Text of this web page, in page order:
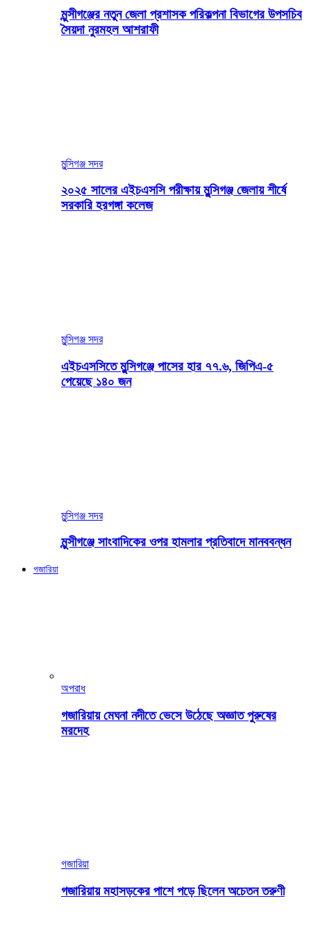
মুন্সীগঞ্জের নতুন জেলা প্রশাসক পরিকল্পনা বিভাগের উপসচিব
সৈয়দা নুরমহল আশরাফী
মুন্সিগঞ্জ সদর
২০২৫ সালের এইচএসসি পরীক্ষায় মুন্সিগঞ্জ জেলায় শীর্ষে
সরকারি হরগঙ্গা কলেজ
মুন্সিগঞ্জ সদর
এইচএসসিতে মুন্সিগঞ্জে পাসের হার ৭৭.৬, জিপিএ-৫
পেয়েছে ১৪০ জন
মুন্সিগঞ্জ সদর
মুন্সীগঞ্জে সাংবাদিকের ওপর হামলার প্রতিবাদে মানববন্ধন
গজারিয়া
অপরাধ
গজারিয়ায় মেঘনা নদীতে ভেসে উঠেছে অজ্ঞাত পুরুষের
মরদেহ
গজারিয়া
গজারিয়ায় মহাসড়কের পাশে পড়ে ছিলেন অচেতন তরুণী